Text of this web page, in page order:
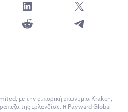
με την εμπορική επωνυμία Kraken,
της Ιρλανδίας. Η Payward Global